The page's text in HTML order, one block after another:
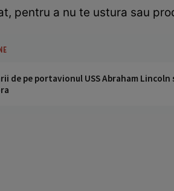
pentru a nu te ustura sau
de pe portavionul USS Abraham